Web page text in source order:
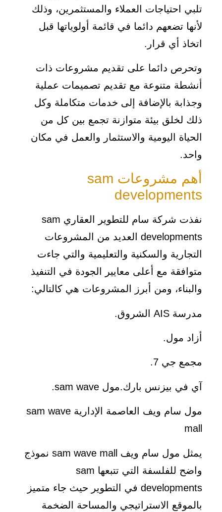
تلبي احتياجات العملاء والمستثمرين، وذلك
لأنها تضعهم دائما في قائمة أولوياتها قبل
اتخاذ أي قرار.
وتحرص دائما على تقديم مشروعات ذات
أنشطة متنوعة مع تقديم تصميمات عملية
وجذابة بالإضافة إلى خدمات متكاملة وكل
ذلك لخلق بيئة متوازنة تجمع بين كل من
الحياة اليومية والاستثمار والعمل في مكان
واحد.
أهم مشروعات sam
developments
نفذت شركة سام للتطوير العقاري sam
developments العديد من المشروعات
التجارية والسكنية والتعليمية والتي جاءت
متوافقة مع أعلى معايير الجودة في التنفيذ
والبناء، ومن أبرز المشروعات هي كالتالي:
مدرسة AIS الشروق.
أزاد مول.
مجمع جي 7.
آي في بيزنس بارك.مول sam wave.
مول سام ويف العاصمة الإدارية sam wave
mall
يمثل مول سام ويف sam wave mall نموذج
واضح للفلسفة التي تتبعها sam
developments في التطوير حيث جاء متميز
بالموقع الاستراتيجي والمساحة الضخمة